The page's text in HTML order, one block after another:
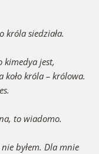
króla siedziała.
kimedya jest,
koło króla – królowa.
to wiadomo.
byłem. Dla mnie